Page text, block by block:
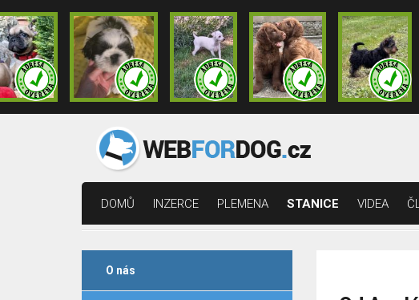
DOMŮ INZERCE PLEMENA STANICE VIDEA
O nás